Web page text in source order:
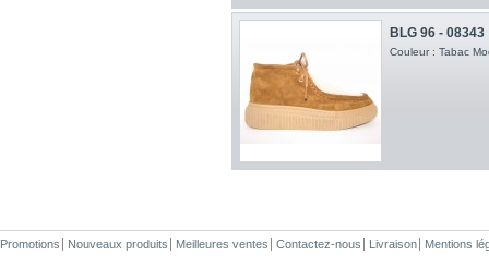
BLG 96 - 08343
Couleur : Tabac
Promotions Nouveaux produits Meilleures ventes Contactez-nous Livraison Mentions